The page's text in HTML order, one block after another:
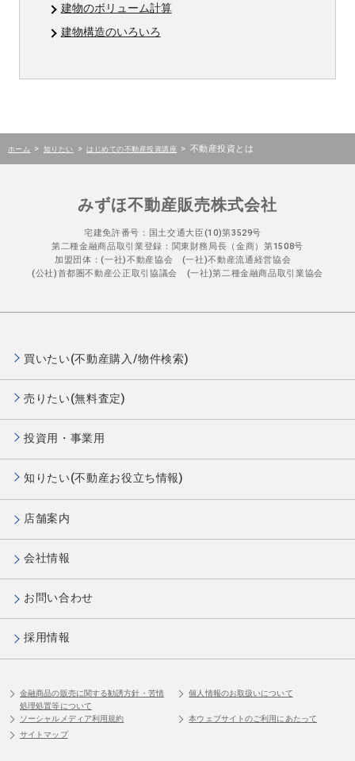
建物のボリューム計算
建物構造のいろいろ
ホーム > 知りたい > はじめての不動産投資講座 > 不動産投資とは
みずほ不動産販売株式会社
宅建免許番号：国土交通大臣(10)第3529号
第二種金融商品取引業登録：関東財務局長（金商）第1508号
加盟団体：(一社)不動産協会 (一社)不動産流通経営協会
(公社)首都圏不動産公正取引協議会 (一社)第二種金融商品取引業協会
買いたい(不動産購入/物件検索)
売りたい(無料査定)
投資用・事業用
知りたい(不動産お役立ち情報)
店舗案内
会社情報
お問い合わせ
採用情報
金融商品の販売に関する勧誘方針・苦情
処理処置等について
個人情報のお取扱いについて
ソーシャルメディア利用規約
本ウェブサイトのご利用にあたって
サイトマップ